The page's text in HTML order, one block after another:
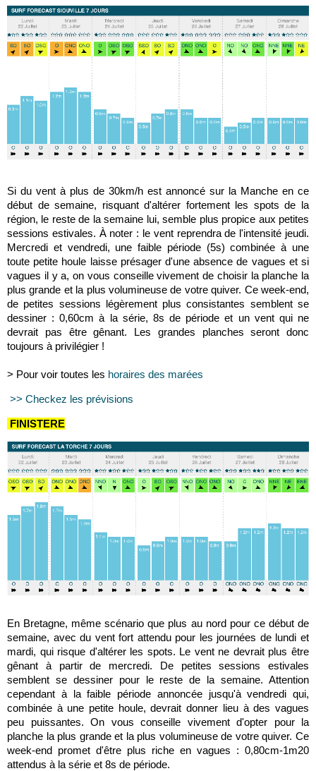
Si du vent à plus de 30km/h est annoncé sur la Manche en ce
début de semaine, risquant d'altérer fortement les spots de la
région, le reste de la semaine lui, semble plus propice aux petites
sessions estivales. À noter : le vent reprendra de l'intensité jeudi.
Mercredi et vendredi, une faible période (5s) combinée à une
toute petite houle laisse présager d'une absence de vagues et si
vagues il y a, on vous conseille vivement de choisir la planche la
plus grande et la plus volumineuse de votre quiver. Ce week-end,
de petites sessions légèrement plus consistantes semblent se
dessiner : 0,60cm à la série, 8s de période et un vent qui ne
devrait pas être gênant. Les grandes planches seront donc
toujours à privilégier !
> Pour voir toutes les horaires des marées
>> Checkez les prévisions
FINISTERE
En Bretagne, même scénario que plus au nord pour ce début de
semaine, avec du vent fort attendu pour les journées de lundi et
mardi, qui risque d'altérer les spots. Le vent ne devrait plus être
gênant à partir de mercredi. De petites sessions estivales
semblent se dessiner pour le reste de la semaine. Attention
cependant à la faible période annoncée jusqu'à vendredi qui,
combinée à une petite houle, devrait donner lieu à des vagues
peu puissantes. On vous conseille vivement d'opter pour la
planche la plus grande et la plus volumineuse de votre quiver. Ce
week-end promet d'être plus riche en vagues : 0,80cm-1m20
attendus à la série et 8s de période.